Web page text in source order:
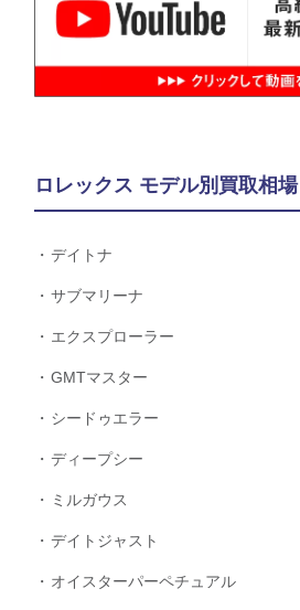
ロレックス モデル別買取相場
デイトナ
サブマリーナ
エクスプローラー
GMTマスター
シードゥエラー
ディープシー
ミルガウス
デイトジャスト
オイスターパーペチュアル